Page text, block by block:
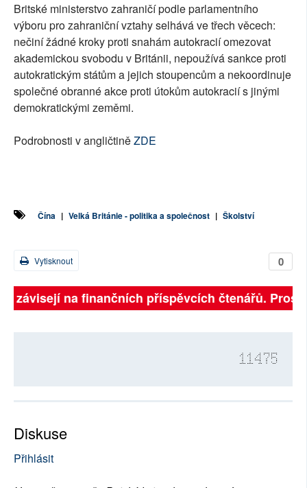
Britské ministerstvo zahraničí podle parlamentního
výboru pro zahraniční vztahy selhává ve třech věcech:
nečiní žádné kroky proti snahám autokracií omezovat
akademickou svobodu v Británii, nepoužívá sankce proti
autokratickým státům a jejich stoupencům a nekoordinuje
společné obranné akce proti útokům autokracií s jinými
demokratickými zeměmi.
Podrobnosti v angličtiněZDE
Čína | Velká Británie - politika a společnost | Školství
0
Vytisknout
závisejí na finančních příspěvcích čtenářů.
11475
Diskuse
Přihlásit